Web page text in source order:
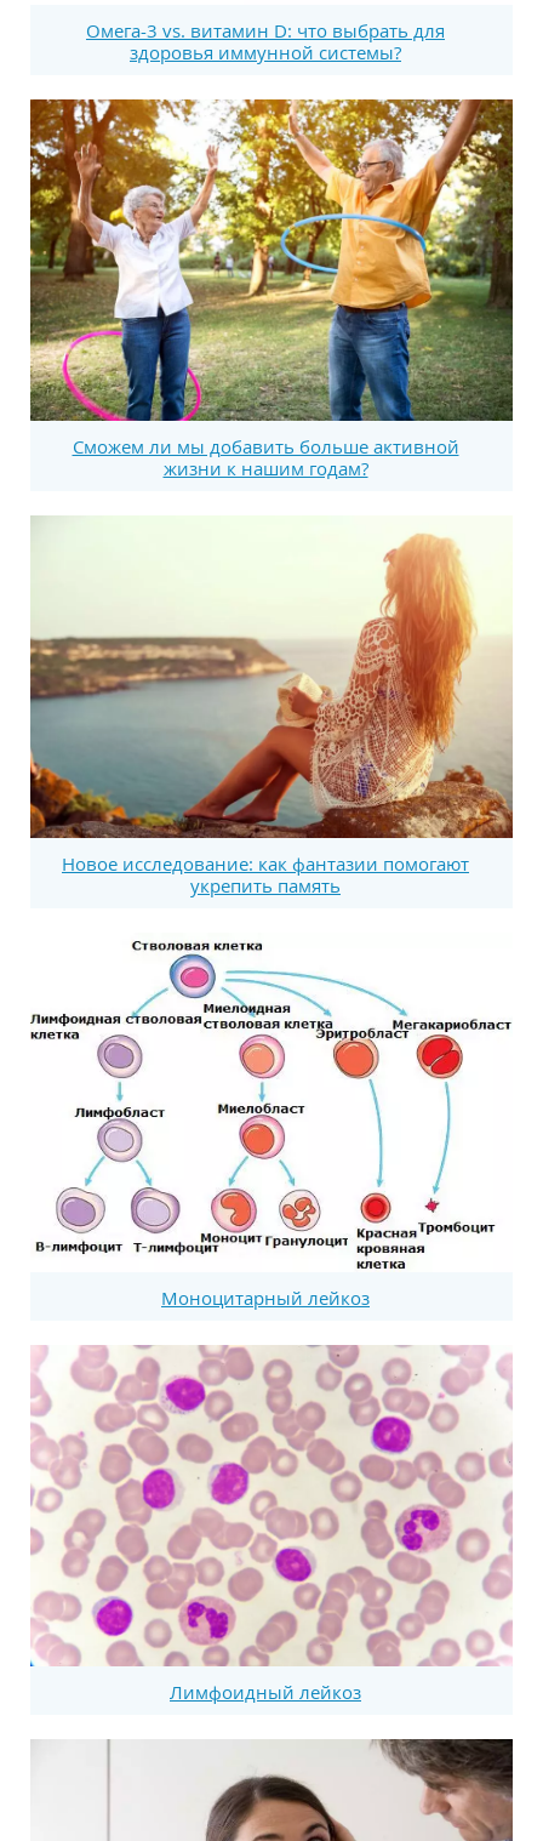
Омега-3 vs. витамин D: что выбрать для
здоровья иммунной системы?
Сможем ли мы добавить больше активной
жизни к нашим годам?
Новое исследование: как фантазии помогают
укрепить память
Моноцитарный лейкоз
Лимфоидный лейкоз